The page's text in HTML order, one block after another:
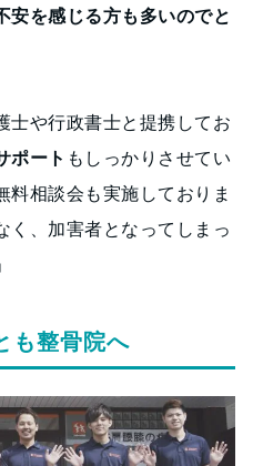
を感じる方も多いのでと
士や行政書士と提携してお
ポート もしっかりさせてい
料相談会も実施しておりま
く、加害者となってしまっ
も整骨院へ